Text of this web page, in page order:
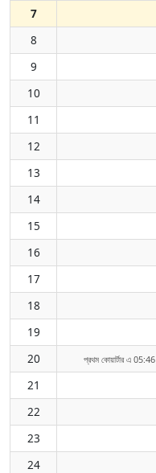
7
8
9
10
11
12
13
14
15
16
17
18
19
20
প্রথম কোয়ার্টার এ 05:46
21
22
23
24